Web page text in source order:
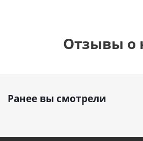
Отзывы о
Ранее вы смотрели